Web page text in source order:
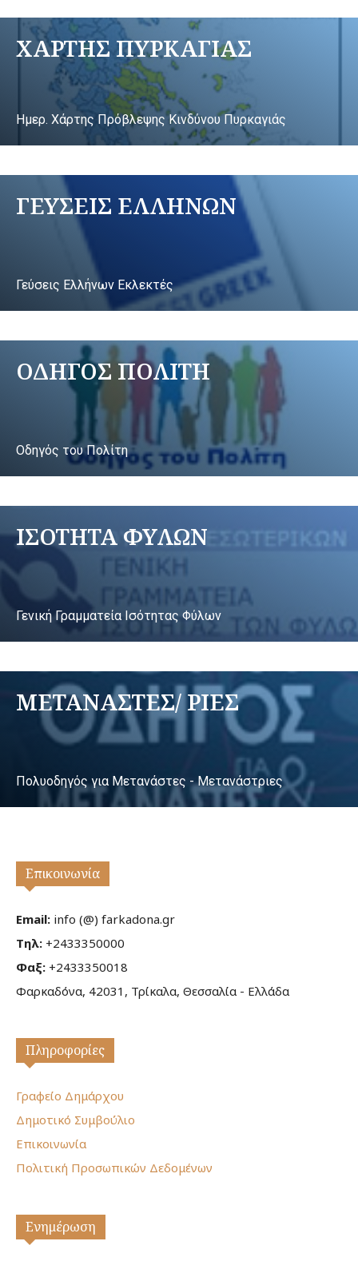
ΧΑΡΤΗΣ ΠΥΡΚΑΓΙΑΣ
Ημερ. Χάρτης Πρόβλεψης Κινδύνου Πυρκαγιάς
ΓΕΥΣΕΙΣ ΕΛΛΗΝΩΝ
Γεύσεις Ελλήνων Εκλεκτές
ΟΔΗΓΟΣ ΠΟΛΙΤΗ
Οδηγός του Πολίτη
ΙΣΟΤΗΤΑ ΦΥΛΩΝ
Γενική Γραμματεία Ισότητας Φύλων
ΜΕΤΑΝΑΣΤΕΣ/ ΡΙΕΣ
Πολυοδηγός για Μετανάστες - Μετανάστριες
Επικοινωνία
Email: info (@) farkadona.gr
Τηλ: +2433350000
Φαξ: +2433350018
Φαρκαδόνα, 42031, Τρίκαλα, Θεσσαλία - Ελλάδα
Πληροφορίες
Γραφείο Δημάρχου
Δημοτικό Συμβούλιο
Επικοινωνία
Πολιτική Προσωπικών Δεδομένων
Ενημέρωση